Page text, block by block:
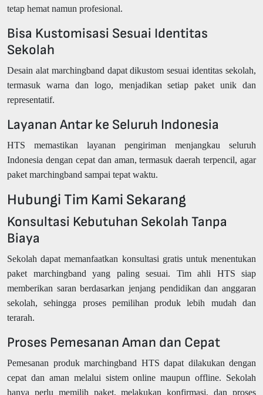
tetap hemat namun profesional.
Bisa Kustomisasi Sesuai Identitas
Sekolah
Desain alat marchingband dapat dikustom sesuai identitas sekolah,
termasuk warna dan logo, menjadikan setiap paket unik dan
representatif.
Layanan Antar ke Seluruh Indonesia
HTS memastikan layanan pengiriman menjangkau seluruh
Indonesia dengan cepat dan aman, termasuk daerah terpencil, agar
paket marchingband sampai tepat waktu.
Hubungi Tim Kami Sekarang
Konsultasi Kebutuhan Sekolah Tanpa
Biaya
Sekolah dapat memanfaatkan konsultasi gratis untuk menentukan
paket marchingband yang paling sesuai. Tim ahli HTS siap
memberikan saran berdasarkan jenjang pendidikan dan anggaran
sekolah, sehingga proses pemilihan produk lebih mudah dan
terarah.
Proses Pemesanan Aman dan Cepat
Pemesanan produk marchingband HTS dapat dilakukan dengan
cepat dan aman melalui sistem online maupun offline. Sekolah
hanya perlu memilih paket, melakukan konfirmasi, dan proses